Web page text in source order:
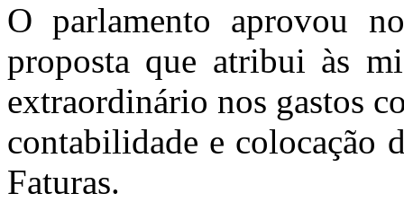
O parlamento aprovou
proposta que atribui às
extraordinário nos gastos
contabilidade e colocação
Faturas.